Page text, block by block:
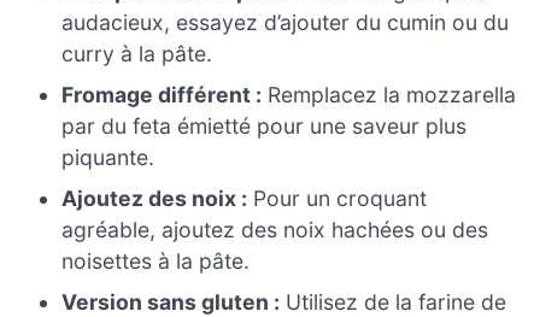
audacieux, essayez d’ajouter du cumin ou du
curry à la pâte.
Fromage différent : Remplacez la mozzarella
par du feta émietté pour une saveur plus
piquante.
Ajoutez des noix : Pour un croquant
agréable, ajoutez des noix hachées ou des
noisettes à la pâte.
Version sans gluten : Utilisez de la farine de